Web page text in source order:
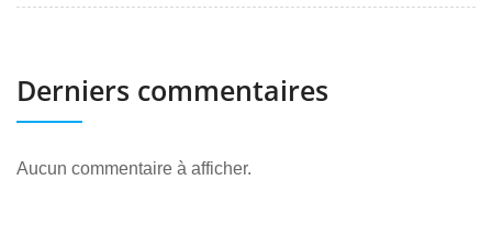
Derniers commentaires
Aucun commentaire à afficher.